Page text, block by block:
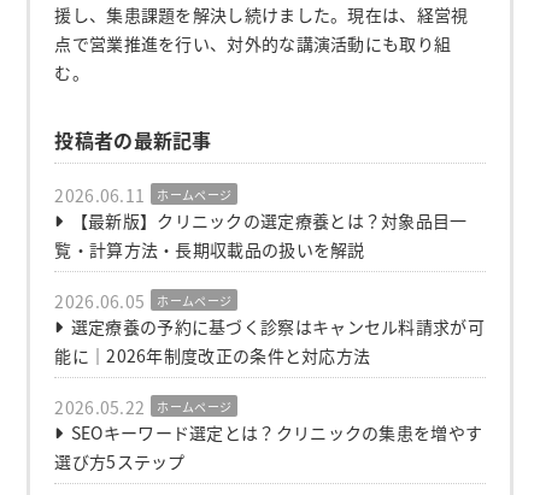
援し、集患課題を解決し続けました。現在は、経営視
点で営業推進を行い、対外的な講演活動にも取り組
む。
投稿者の最新記事
2026.06.11 ホームページ
【最新版】クリニックの選定療養とは？対象品目一
覧・計算方法・長期収載品の扱いを解説
2026.06.05 ホームページ
選定療養の予約に基づく診察はキャンセル料請求が可
能に｜2026年制度改正の条件と対応方法
2026.05.22 ホームページ
SEOキーワード選定とは？クリニックの集患を増やす
選び方5ステップ